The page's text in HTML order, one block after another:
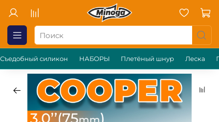
Съедобный силикон НАБОРЫ Плетёный шнур Леска